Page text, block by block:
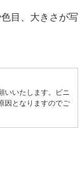
目、大きさが写
いいたします。ビニ
因となりますのでご